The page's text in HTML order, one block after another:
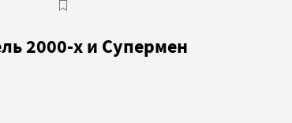
2000-х и Супермен